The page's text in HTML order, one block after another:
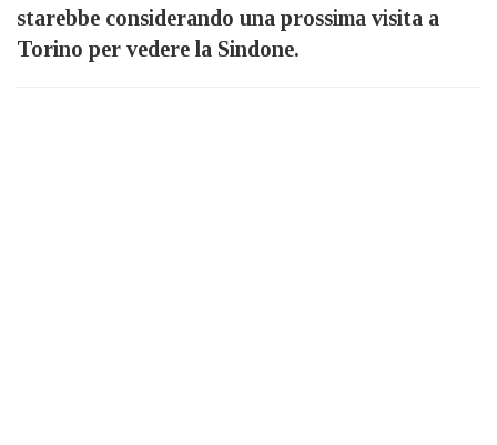
starebbe considerando una prossima visita a
Torino per vedere la Sindone.